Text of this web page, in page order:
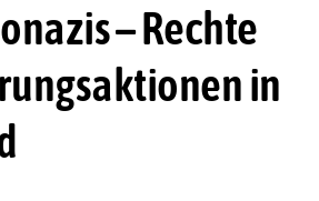
– Rechte
in